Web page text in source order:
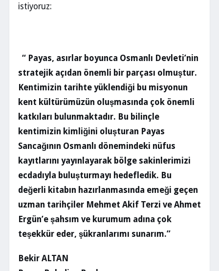
istiyoruz:
“ Payas, asırlar boyunca Osmanlı Devleti’nin
stratejik açıdan önemli bir parçası olmuştur.
Kentimizin tarihte yüklendiği bu misyonun
kent kültürümüzün oluşmasında çok önemli
katkıları bulunmaktadır. Bu bilinçle
kentimizin kimliğini oluşturan Payas
Sancağının Osmanlı dönemindeki nüfus
kayıtlarını yayınlayarak bölge sakinlerimizi
ecdadıyla buluşturmayı hedefledik. Bu
değerli kitabın hazırlanmasında emeği geçen
uzman tarihçiler Mehmet Akif Terzi ve Ahmet
Ergün’e şahsım ve kurumum adına çok
teşekkür eder, şükranlarımı sunarım.”
Bekir ALTAN